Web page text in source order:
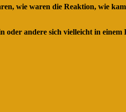
wie waren die Reaktion, wie
oder andere sich vielleicht in